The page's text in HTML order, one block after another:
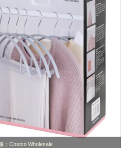
：Costco Wholesale